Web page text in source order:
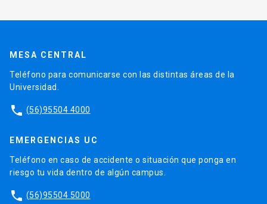
MESA CENTRAL
Teléfono para comunicarse con las distintas áreas de la
Universidad.
phone (56)95504 4000
EMERGENCIAS UC
Teléfono en caso de accidente o situación que ponga en
riesgo tu vida dentro de algún campus.
phone (56)95504 5000